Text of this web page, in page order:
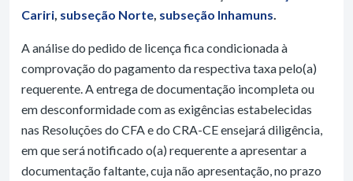
Cariri, subseção Norte, subseção Inhamuns.
A análise do pedido de licença fica condicionada à
comprovação do pagamento da respectiva taxa pelo(a)
requerente. A entrega de documentação incompleta ou
em desconformidade com as exigências estabelecidas
nas Resoluções do CFA e do CRA-CE ensejará diligência,
em que será notificado o(a) requerente a apresentar a
documentação faltante, cuja não apresentação, no prazo